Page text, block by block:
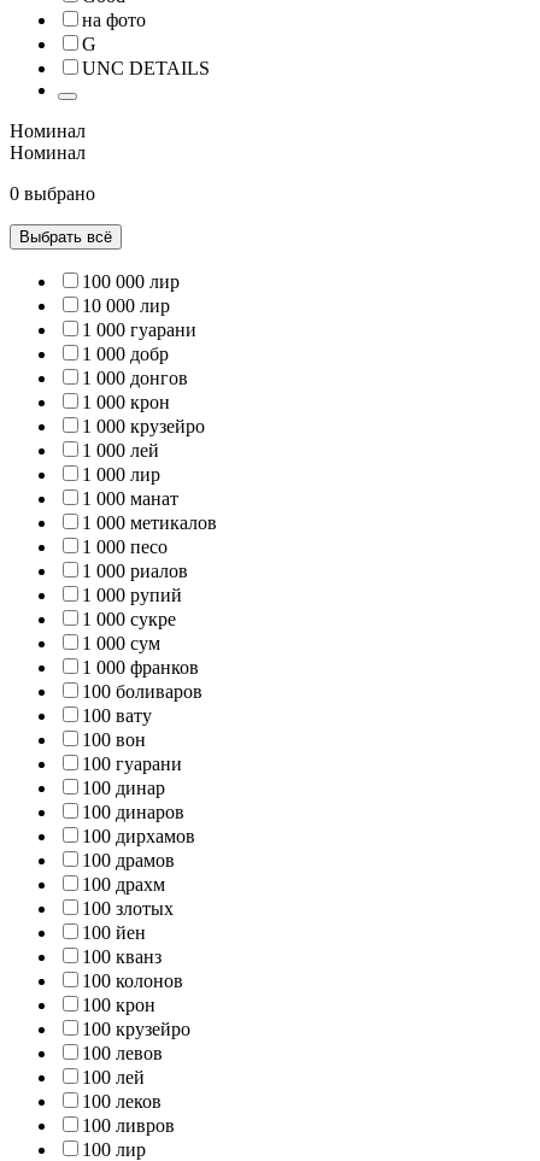
на фото
G
UNC DETAILS
Номинал
Номинал
0 выбрано
Выбрать всё
100 000 лир
10 000 лир
1 000 гуарани
1 000 добр
1 000 донгов
1 000 крон
1 000 крузейро
1 000 лей
1 000 лир
1 000 манат
1 000 метикалов
1 000 песо
1 000 риалов
1 000 рупий
1 000 сукре
1 000 сум
1 000 франков
100 боливаров
100 вату
100 вон
100 гуарани
100 динар
100 динаров
100 дирхамов
100 драмов
100 драхм
100 злотых
100 йен
100 кванз
100 колонов
100 крон
100 крузейро
100 левов
100 лей
100 леков
100 ливров
100 лир